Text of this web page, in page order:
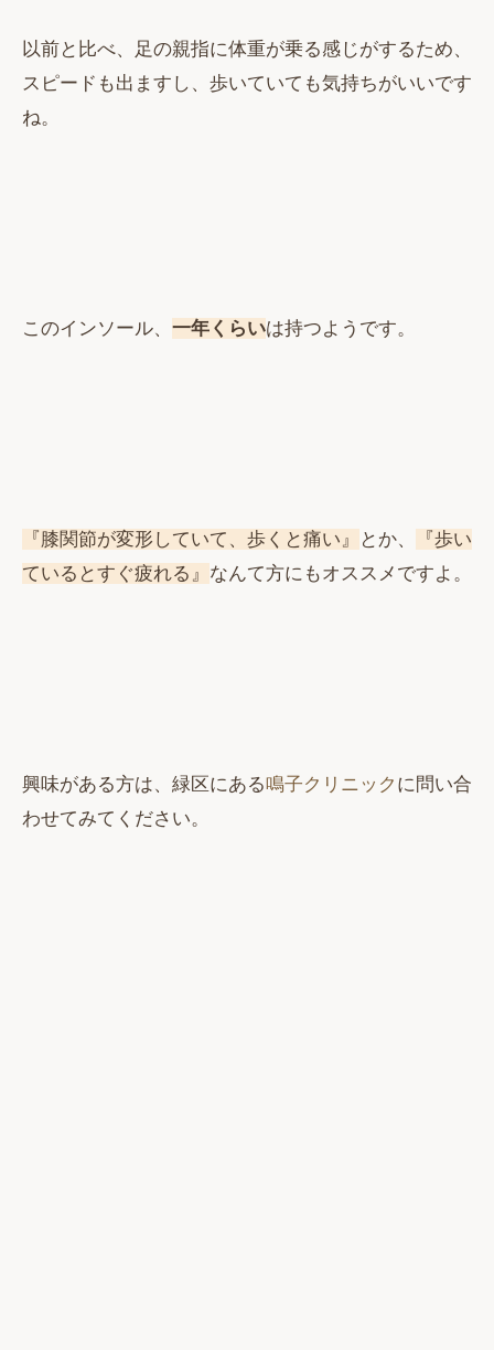
以前と比べ、足の親指に体重が乗る感じがするため、
スピードも出ますし、歩いていても気持ちがいいです
ね。
このインソール、 一年くらいは持つようです。
『膝関節が変形していて、歩くと痛い』 とか、
『歩い
ているとすぐ疲れる』 なんて方にもオススメですよ。
興味がある方は、緑区にある鳴子クリニック に問い合
わせてみてください。